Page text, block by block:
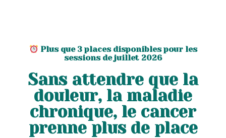
Plus que 3 places disponibles pour les
sessions de juillet 2026
Sans attendre que la
douleur, la maladie
chronique, le cancer
prenne plus de place